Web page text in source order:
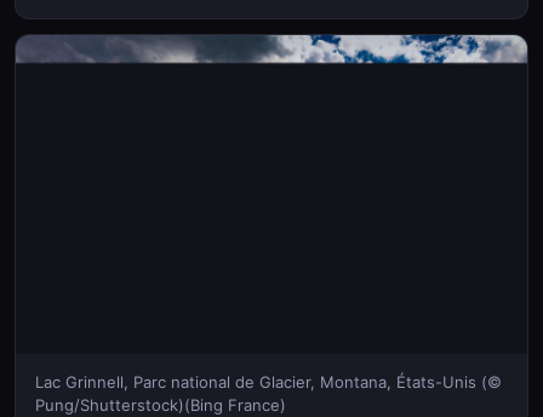
Lac Grinnell, Parc national de Glacier, Montana, États-Unis (©
Pung/Shutterstock)(Bing France)